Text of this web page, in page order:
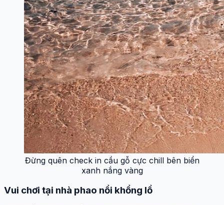
Đừng quên check in cầu gỗ cực chill bên biển
xanh nắng vàng
Vui chơi tại nhà phao nổi khổng lồ